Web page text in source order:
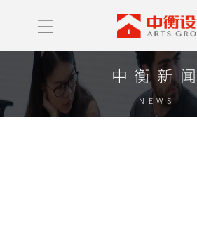
中衡新闻
NEWS